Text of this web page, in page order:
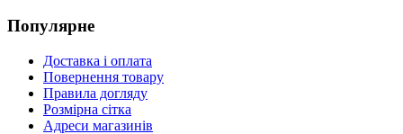
Популярне
Доставка і оплата
Повернення товару
Правила догляду
Розмірна сітка
Адреси магазинів